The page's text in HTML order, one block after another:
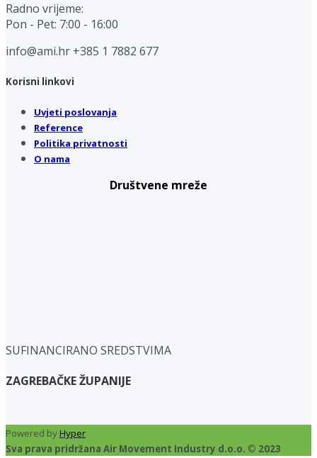
Radno vrijeme:
Pon - Pet: 7:00 - 16:00
info@ami.hr +385 1 7882 677
Korisni linkovi
Uvjeti poslovanja
Reference
Politika privatnosti
O nama
Društvene mreže
SUFINANCIRANO SREDSTVIMA
ZAGREBAČKE ŽUPANIJE
Powered byHyper
Sva prava pridržana Air Movement Industry d.o.o. © 2023